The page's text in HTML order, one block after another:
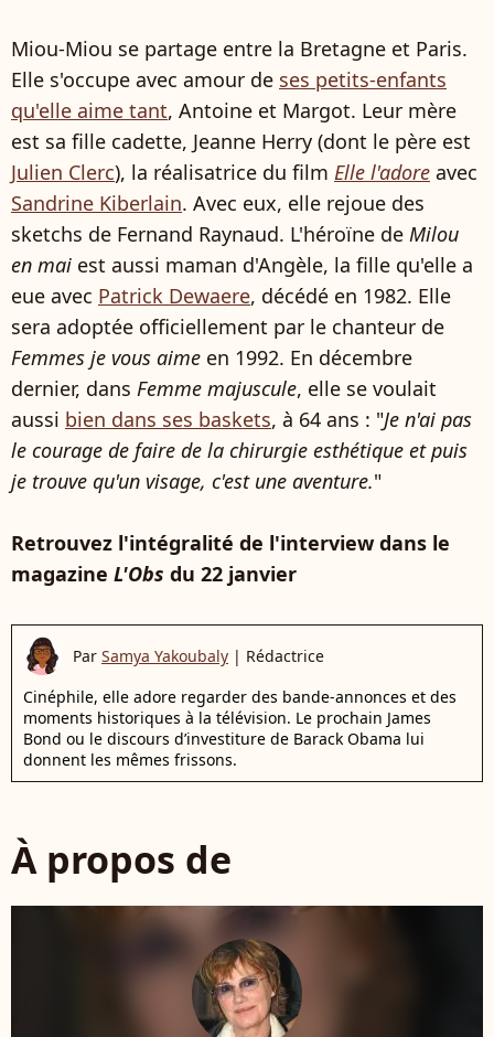
Miou-Miou se partage entre la Bretagne et Paris.
Elle s'occupe avec amour de ses petits-enfants
qu'elle aime tant, Antoine et Margot. Leur mère
est sa fille cadette, Jeanne Herry (dont le père est
Julien Clerc), la réalisatrice du film Elle l'adore avec
Sandrine Kiberlain. Avec eux, elle rejoue des
sketchs de Fernand Raynaud. L'héroïne de Milou
en mai est aussi maman d'Angèle, la fille qu'elle a
eue avec Patrick Dewaere, décédé en 1982. Elle
sera adoptée officiellement par le chanteur de
Femmes je vous aime en 1992. En décembre
dernier, dans Femme majuscule, elle se voulait
aussi bien dans ses baskets, à 64 ans : "Je n'ai pas
le courage de faire de la chirurgie esthétique et puis
je trouve qu'un visage, c'est une aventure."
Retrouvez l'intégralité de l'interview dans le
magazine L'Obs du 22 janvier
Par Samya Yakoubaly | Rédactrice
Cinéphile, elle adore regarder des bande-annonces et des
moments historiques à la télévision. Le prochain James
Bond ou le discours d’investiture de Barack Obama lui
donnent les mêmes frissons.
À propos de